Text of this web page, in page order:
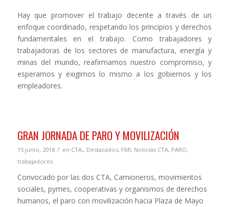
Hay que promover el trabajo decente a través de un
enfoque coordinado, respetando los principios y derechos
fundamentales en el trabajo. Como trabajadores y
trabajadoras de los sectores de manufactura, energía y
minas del mundo, reafirmamos nuestro compromiso, y
esperamos y exigimos lo mismo a los gobiernos y los
empleadores.
GRAN JORNADA DE PARO Y MOVILIZACIÓN
15 junio, 2018 / en CTA,, Destacados, FMI, Noticias CTA, PARO,
trabajadores
Convocado por las dos CTA, Camioneros, movimientos
sociales, pymes, cooperativas y organismos de derechos
humanos, el paro con movilización hacia Plaza de Mayo